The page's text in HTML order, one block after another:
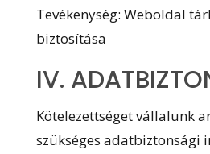
Tevékenység: Weboldal
biztosítása
IV.
Kötelezettséget vállalunk
szükséges adatbiztonsági